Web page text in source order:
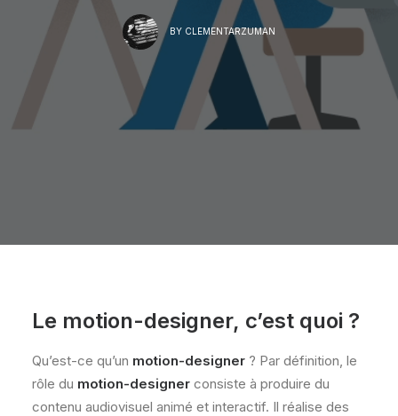
BY CLEMENTARZUMAN
Le motion-designer, c’est quoi ?
Qu’est-ce qu’un motion-designer ? Par définition, le
rôle du motion-designer consiste à produire du
contenu audiovisuel animé et interactif. Il réalise des